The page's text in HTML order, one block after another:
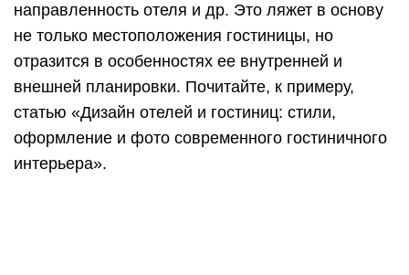
направленность отеля и др. Это ляжет в основу
не только местоположения гостиницы, но
отразится в особенностях ее внутренней и
внешней планировки. Почитайте, к примеру,
статью «Дизайн отелей и гостиниц: стили,
оформление и фото современного гостиничного
интерьера».